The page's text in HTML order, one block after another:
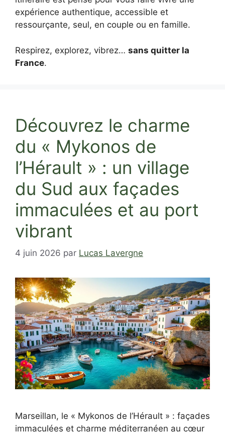
expérience authentique, accessible et
ressourçante, seul, en couple ou en famille.
Respirez, explorez, vibrez… sans quitter la
France.
Découvrez le charme
du « Mykonos de
l’Hérault » : un village
du Sud aux façades
immaculées et au port
vibrant
4 juin 2026 par Lucas Lavergne
Marseillan, le « Mykonos de l’Hérault » : façades
immaculées et charme méditerranéen au cœur